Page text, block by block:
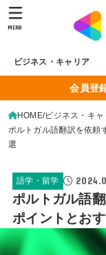
ビジネス・キャリア
MENU
会員登
HOME ビジネス・キャ
ポルトガル語翻訳を依頼
選
語学・留学
ポルトガル語
ポイントとお